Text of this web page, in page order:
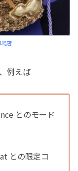
場店
例えば
とのモード
との限定コ